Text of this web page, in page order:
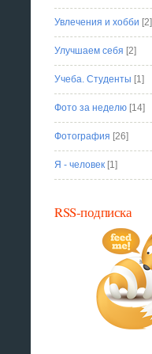
Увлечения и хобби [2]
Улучшаем себя [2]
Учеба. Студенты [1]
Фото за неделю [14]
Фотография [26]
Я - человек [1]
RSS-подписка